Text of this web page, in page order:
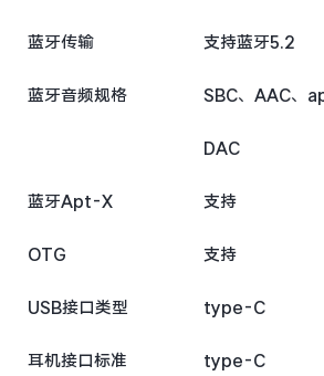
蓝牙传输
蓝牙音频规格
蓝牙Apt-X
OTG
USB接口类型
耳机接口标准
支持蓝牙5.2
SBC、AAC、
DAC
支持
支持
type-C
type-C